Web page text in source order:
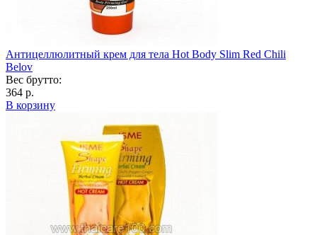
Антицеллюлитный крем для тела Hot Body Slim Red Chili
Belov
Вес брутто:
364 р.
В корзину